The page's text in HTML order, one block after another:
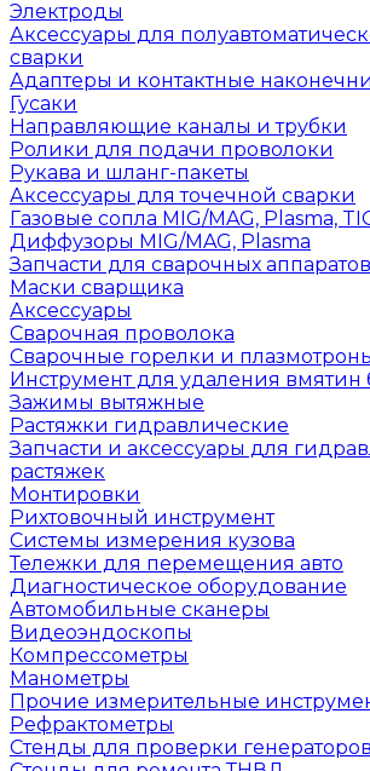
Электроды
Аксессуары для
сварки
Адаптеры и контактные
Гусаки
Направляющие каналы и трубки
Ролики для подачи проволоки
Рукава и шланг-пакеты
Аксессуары для точечной сварки
Газовые сопла MIG/MAG, Plasma,
Диффузоры MIG/MAG, Plasma
Запчасти для сварочных аппаратов
Маски сварщика
Аксессуары
Сварочная проволока
Сварочные горелки и
Инструмент для удаления вмятин
Зажимы вытяжные
Растяжки гидравлические
Запчасти и аксессуары для
растяжек
Монтировки
Рихтовочный инструмент
Системы измерения кузова
Тележки для перемещения авто
Диагностическое оборудование
Автомобильные сканеры
Видеоэндоскопы
Компрессометры
Манометры
Прочие измерительные
Рефрактометры
Стенды для проверки